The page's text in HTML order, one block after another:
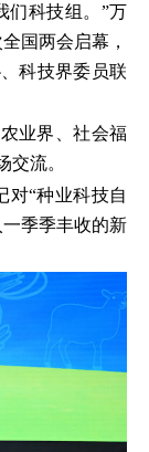
们科技组。”万
国两会启幕，
科技界委员联
业界、社会福
交流。
对“种业科技自
季季丰收的新